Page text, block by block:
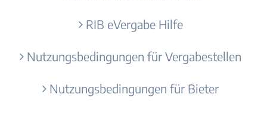
RIB eVergabe Hilfe
Nutzungsbedingungen für Vergabestellen
Nutzungsbedingungen für Bieter